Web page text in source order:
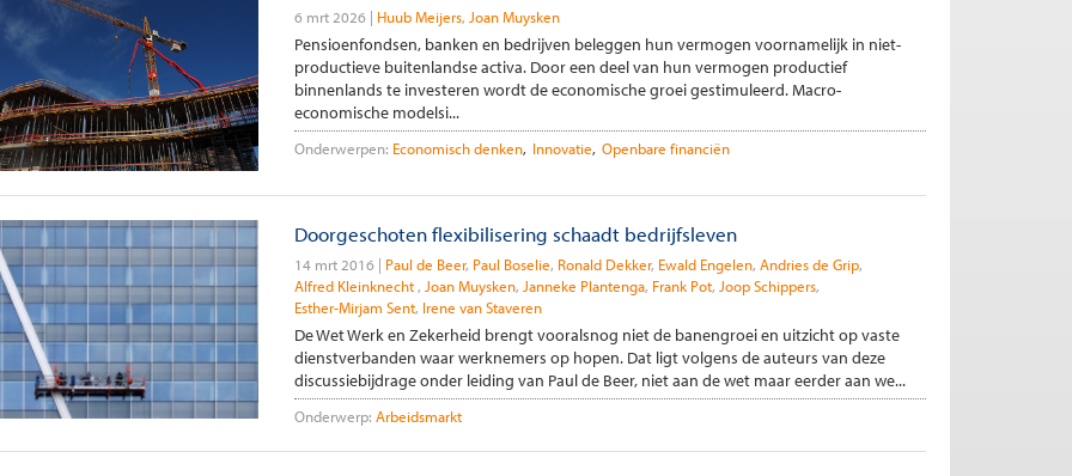
6 mrt 2026 Huub Meijers Joan Muysken
Pensioenfondsen, banken en bedrijven beleggen hun vermogen voornamelijk in niet-
productieve buitenlandse activa. Door een deel van hun vermogen productief
binnenlands te investeren wordt de economische groei gestimuleerd. Macro-
economische modelsi...
Onderwerpen: Economisch denken Innovatie Openbare financiën
Doorgeschoten flexibilisering schaadt bedrijfsleven
14 mrt 2016 Paul de Beer Paul Boselie Ronald Dekker Ewald Engelen Andries de Grip
Alfred Kleinknecht Joan Muysken Janneke Plantenga Frank Pot Joop Schippers
Esther-Mirjam Sent Irene van Staveren
De Wet Werk en Zekerheid brengt vooralsnog niet de banengroei en uitzicht op vaste
dienstverbanden waar werknemers op hopen. Dat ligt volgens de auteurs van deze
discussiebijdrage onder leiding van Paul de Beer, niet aan de wet maar eerder aan we...
Onderwerp: Arbeidsmarkt